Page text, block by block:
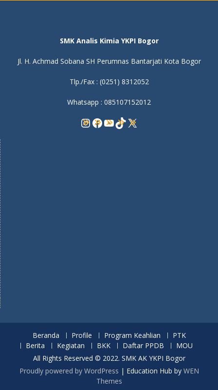
SMK Analis Kimia YKPI Bogor
Jl. H. Achmad Sobana SH Perumnas Bantarjati Kota Bogor
Tlp./Fax : (0251) 8312052
Whatsapp : 085107152012
Instagram
Facebook
YouTube
TikTok
X
Beranda Profile Program Keahlian
PTK
Berita
Kegiatan BKK Daftar PPDB
MOU
All Rights Reserved © 2022. SMK AK YKPI Bogor
Proudly powered by WordPress | Education Hub by WEN
Themes